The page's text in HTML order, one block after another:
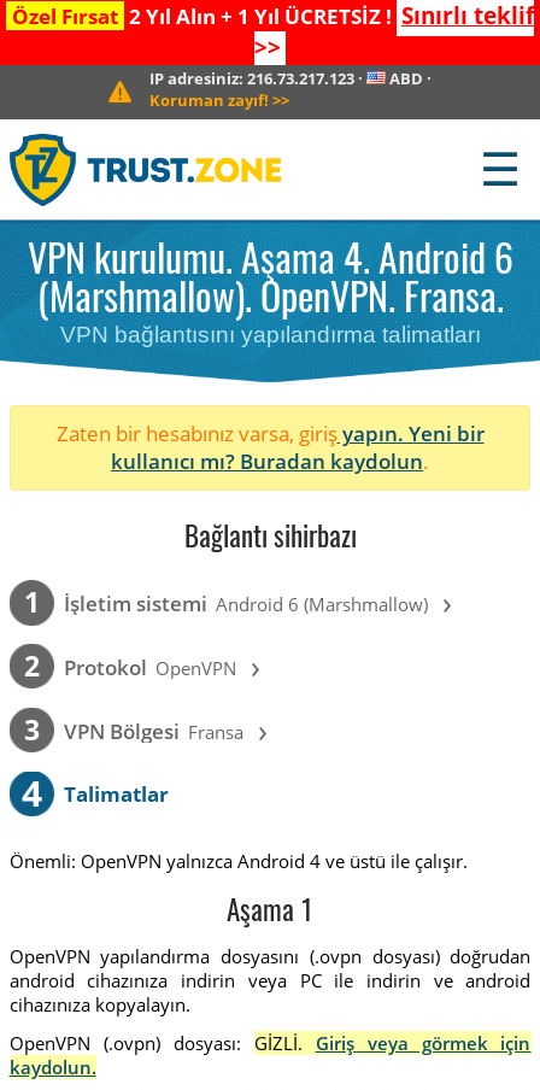
Özel Fırsat 2 Yıl Alın + 1 Yıl ÜCRETSİZ ! Sınırlı teklif
>>
IP adresiniz:216.73.217.123 · ABD ·
Koruman zayıf! >>
☰
VPN kurulumu. Aşama 4. Android 6
(Marshmallow). OpenVPN. Fransa.
VPN bağlantısını yapılandırma talimatları
Zaten bir hesabınız varsa, girişyapın. Yeni bir
kullanıcı mı? Buradan kaydolun.
Bağlantı sihirbazı
1 İşletim sistemi Android 6 (Marshmallow) ›
2 Protokol OpenVPN ›
3 VPN Bölgesi Fransa ›
4 Talimatlar
Önemli: OpenVPN yalnızca Android 4 ve üstü ile çalışır.
Aşama 1
OpenVPN yapılandırma dosyasını (.ovpn dosyası) doğrudan
android cihazınıza indirin veya PC ile indirin ve android
cihazınıza kopyalayın.
OpenVPN (.ovpn) dosyası:
GİZLİ. Giriş veya görmek için
kaydolun.